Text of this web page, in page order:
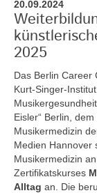
20.09.2024
2025
Das Berlin Career
Kurt-Singer-
Eisler“ Berlin,
Musikermedizin
Medien Hannover
Musikermedizin
Zertifikatskurses
Alltag an.
Die